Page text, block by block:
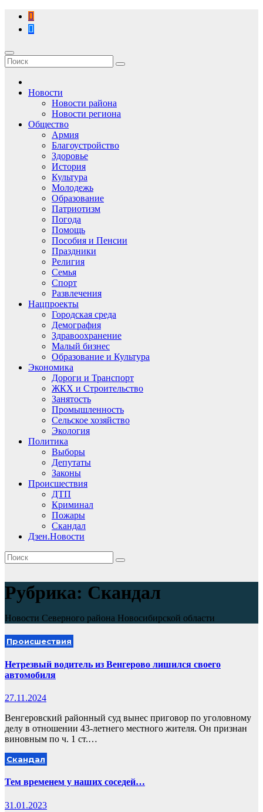
Перейти
содержимому
Новости
Новости района
Новости региона
Общество
Армия
Благоустройство
Здоровье
История
Культура
Молодежь
Образование
Патриотизм
Погода
Помощь
Пособия и Пенсии
Праздники
Религия
Семья
Спорт
Развлечения
Нацпроекты
Городская среда
Демография
Здравоохранение
Малый бизнес
Образование и Культура
Экономика
Дороги и Транспорт
ЖКХ и Строительство
Занятость
Промышленность
Сельское хозяйство
Экология
Политика
Выборы
Депутаты
Законы
Происшествия
ДТП
Криминал
Пожары
Скандал
Дзен.Новости
Рубрика: Скандал
Новости Северного района Новосибирской области
Происшествия
Нетрезвый водитель из Венгерово лишился своего
автомобиля
27.11.2024
Венгеровский районный суд вынес приговор по уголовному
делу в отношении 43-летнего местного жителя. Он признан
виновным по ч. 1 ст.…
Скандал
Тем временем у наших соседей…
31.01.2023